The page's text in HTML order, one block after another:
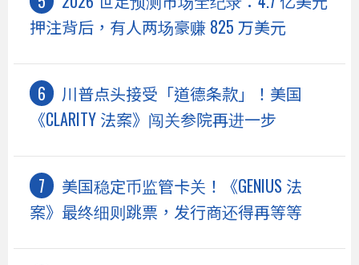
押注背后，有人两场豪赚 825 万美元
川普点头接受「道德条款」！美国
《CLARITY 法案》闯关参院再进一步
美国稳定币监管卡关！《GENIUS 法
案》最终细则跳票，发行商还得再等等